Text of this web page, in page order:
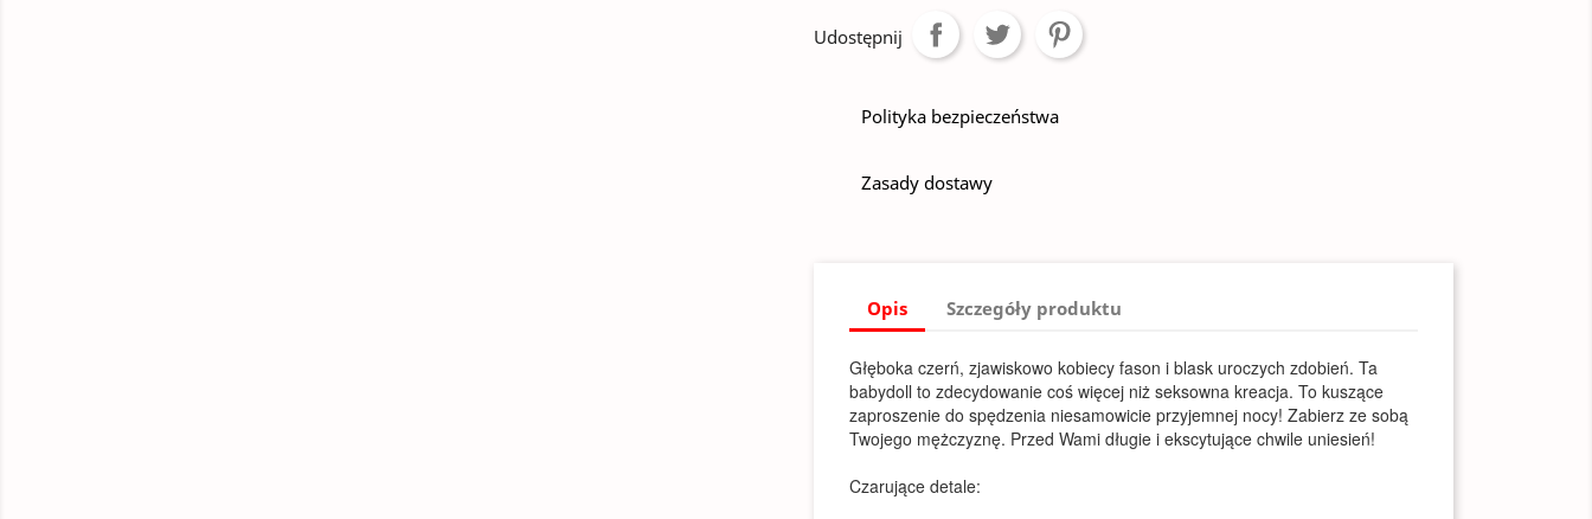
Udostępnij
Polityka bezpieczeństwa
Zasady dostawy
Opis Szczegóły produktu
Głęboka czerń, zjawiskowo kobiecy fason i blask uroczych zdobień. Ta
babydoll to zdecydowanie coś więcej niż seksowna kreacja. To kuszące
zaproszenie do spędzenia niesamowicie przyjemnej nocy! Zabierz ze sobą
Twojego mężczyznę. Przed Wami długie i ekscytujące chwile uniesień!
Czarujące detale: